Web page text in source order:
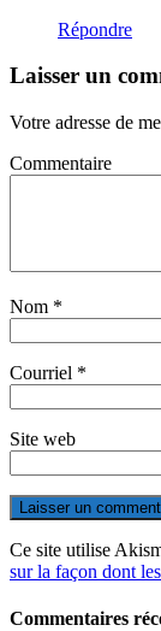
Répondre
Laisser un
Votre adresse de
Commentaire
Nom *
Courriel *
Site web
Ce site utilise
sur la façon dont
Commentaires